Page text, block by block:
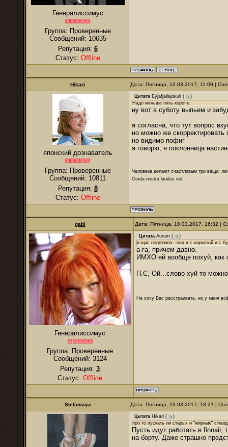
Генералиссимус
Группа: Проверенные
Сообщений: 10635
Репутация: 6
Статус: Offline
Hikari Дата: Пятница, 10.03.2017, 11:09 |
японский дознаватель
Группа: Проверенные
Сообщений: 10811
Репутация: 8
Статус: Offline
Цитата Eyjafjallajokull (
)
Надо меньше пить короче.
ну вот в суботу выпьем и
я согласна, что тут вопрос
но можно же
но видимо пофиг
я говорю, я поклонница
Человека делают счастливым три вещи:
Corda nostra laudus est
gabi Дата: Пятница, 10.03.2017, 16:32 |
Генералиссимус
Группа: Проверенные
Сообщений: 3124
Репутация: 3
Статус: Offline
Цитата Aurum (
)
я щас погуглила - она и с наркотой и с
а-га, причем давно.
ИМХО ей вообще похуй, как
П.С, Ой...слово хуй то
Не хочу Вас расстраивать, но у меня
Stefaniaya Дата: Пятница, 10.03.2017, 18:21 |
Цитата Hikari (
)
про то пускать ли старых и "жирных"
Пусть идут работать в
на борту. Даже страшно